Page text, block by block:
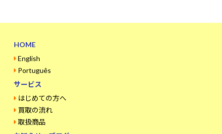
HOME
English
Português
サービス
はじめての方へ
買取の流れ
取扱商品